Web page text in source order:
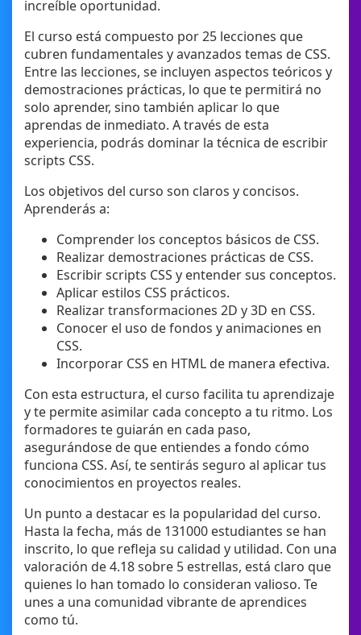
increíble oportunidad.
El curso está compuesto por 25 lecciones que
cubren fundamentales y avanzados temas de CSS.
Entre las lecciones, se incluyen aspectos teóricos y
demostraciones prácticas, lo que te permitirá no
solo aprender, sino también aplicar lo que
aprendas de inmediato. A través de esta
experiencia, podrás dominar la técnica de escribir
scripts CSS.
Los objetivos del curso son claros y concisos.
Aprenderás a:
Comprender los conceptos básicos de CSS.
Realizar demostraciones prácticas de CSS.
Escribir scripts CSS y entender sus conceptos.
Aplicar estilos CSS prácticos.
Realizar transformaciones 2D y 3D en CSS.
Conocer el uso de fondos y animaciones en
CSS.
Incorporar CSS en HTML de manera efectiva.
Con esta estructura, el curso facilita tu aprendizaje
y te permite asimilar cada concepto a tu ritmo. Los
formadores te guiarán en cada paso,
asegurándose de que entiendes a fondo cómo
funciona CSS. Así, te sentirás seguro al aplicar tus
conocimientos en proyectos reales.
Un punto a destacar es la popularidad del curso.
Hasta la fecha, más de 131000 estudiantes se han
inscrito, lo que refleja su calidad y utilidad. Con una
valoración de 4.18 sobre 5 estrellas, está claro que
quienes lo han tomado lo consideran valioso. Te
unes a una comunidad vibrante de aprendices
como tú.